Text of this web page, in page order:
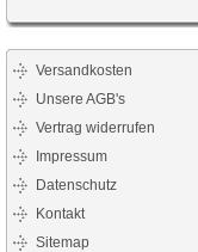
Versandkosten
Unsere AGB's
Vertrag widerrufen
Impressum
Datenschutz
Kontakt
Sitemap